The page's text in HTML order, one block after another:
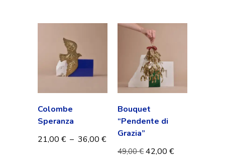
Colombe
Speranza
21,00 € – 36,00 €
Bouquet
“Pendente di
Grazia”
49,00€ 42,00 €